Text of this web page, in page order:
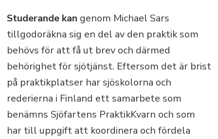
Studerande kan genom Michael Sars
tillgodoräkna sig en del av den praktik som
behövs för att få ut brev och därmed
behörighet för sjötjänst. Eftersom det är brist
på praktikplatser har sjöskolorna och
rederierna i Finland ett samarbete som
benämns Sjöfartens PraktikKvarn och som
har till uppgift att koordinera och fördela